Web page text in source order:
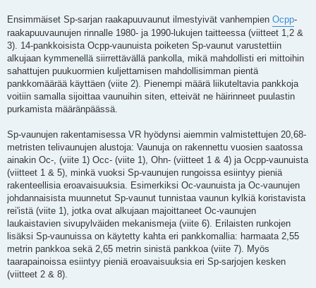
t
i
Ensimmäiset Sp-sarjan raakapuuvaunut ilmestyivät vanhempien Ocpp-
raakapuuvaunujen rinnalle 1980- ja 1990-lukujen taitteessa (viitteet 1,2 &
3). 14-pankkoisista Ocpp-vaunuista poiketen Sp-vaunut varustettiin
alkujaan kymmenellä siirrettävällä pankolla, mikä mahdollisti eri mittoihin
sahattujen puukuormien kuljettamisen mahdollisimman pientä
pankkomäärää käyttäen (viite 2). Pienempi määrä liikuteltavia pankkoja
voitiin samalla sijoittaa vaunuihin siten, etteivät ne häirinneet puulastin
purkamista määränpäässä.
Sp-vaunujen rakentamisessa VR hyödynsi aiemmin valmistettujen 20,68-
metristen telivaunujen alustoja: Vaunuja on rakennettu vuosien saatossa
ainakin Oc-, (viite 1) Occ- (viite 1), Ohn- (viitteet 1 & 4) ja Ocpp-vaunuista
(viitteet 1 & 5), minkä vuoksi Sp-vaunujen rungoissa esiintyy pieniä
rakenteellisia eroavaisuuksia. Esimerkiksi Oc-vaunuista ja Oc-vaunujen
johdannaisista muunnetut Sp-vaunut tunnistaa vaunun kylkiä koristavista
rei'istä (viite 1), jotka ovat alkujaan majoittaneet Oc-vaunujen
laukaistavien sivupylväiden mekanismeja (viite 6). Erilaisten runkojen
lisäksi Sp-vaunuissa on käytetty kahta eri pankkomallia: harmaata 2,55
metrin pankkoa sekä 2,65 metrin sinistä pankkoa (viite 7). Myös
taarapainoissa esiintyy pieniä eroavaisuuksia eri Sp-sarjojen kesken
(viitteet 2 & 8).